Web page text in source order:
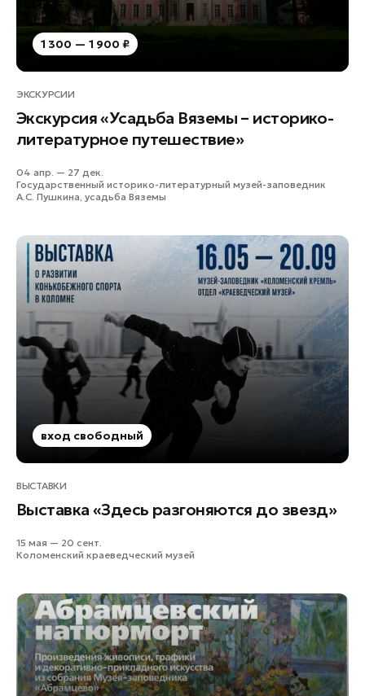
1 300 — 1 900 ₽
ЭКСКУРСИИ
Экскурсия «Усадьба Вяземы – историко-
литературное путешествие»
04 апр. — 27 дек.
Государственный историко-литературный музей-заповедник
А.С. Пушкина, усадьба Вяземы
вход свободный
ВЫСТАВКИ
Выставка «Здесь разгоняются до звезд»
15 мая — 20 сент.
Коломенский краеведческий музей